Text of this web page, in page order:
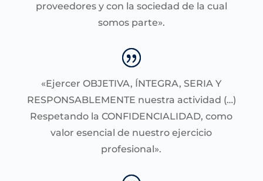
proveedores y con la sociedad de la cual
somos parte».
«Ejercer OBJETIVA, ÍNTEGRA, SERIA Y
RESPONSABLEMENTE nuestra actividad (…)
Respetando la CONFIDENCIALIDAD, como
valor esencial de nuestro ejercicio
profesional».